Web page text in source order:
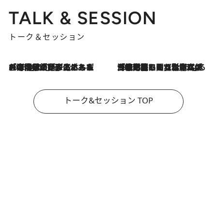
TALK & SESSION
トーク＆セッション
2026.8.3
「今後値上げがあるとすれば…」「リスクがあるのは今年の冬」エネルギー専門家が語る、ホルムズ海峡封鎖が家庭にもたらす“ある心配” 2026.8.3
「住宅建てられない…」「サーチャージ料の高値が続いている」ホルムズ海峡封鎖による影響はいつまで続く？《エネルギー専門家に聞く“どうなる日本の暮らし”》
トーク&セッション TOP